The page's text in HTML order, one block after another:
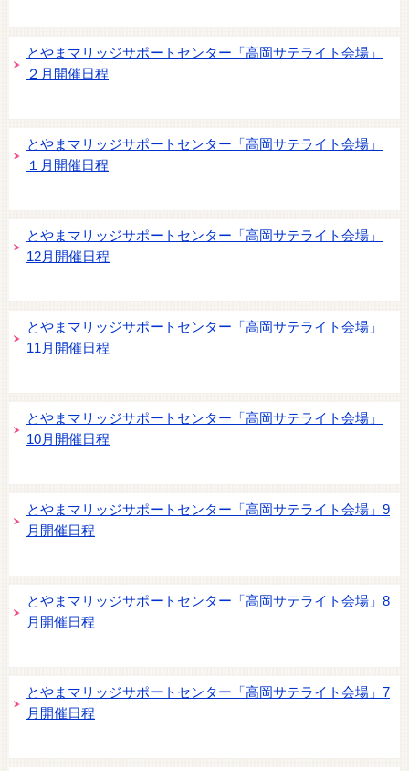
とやまマリッジサポートセンター「高岡サテライト会場」
２月開催日程
とやまマリッジサポートセンター「高岡サテライト会場」
１月開催日程
とやまマリッジサポートセンター「高岡サテライト会場」
12月開催日程
とやまマリッジサポートセンター「高岡サテライト会場」
11月開催日程
とやまマリッジサポートセンター「高岡サテライト会場」
10月開催日程
とやまマリッジサポートセンター「高岡サテライト会場」9
月開催日程
とやまマリッジサポートセンター「高岡サテライト会場」8
月開催日程
とやまマリッジサポートセンター「高岡サテライト会場」7
月開催日程